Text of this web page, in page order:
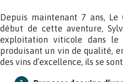
Depuis maintenant 7 ans, Le
début de cette aventure,
exploitation viticole dans
produisant un vin de qualité,
des vins d’excellence, ils se